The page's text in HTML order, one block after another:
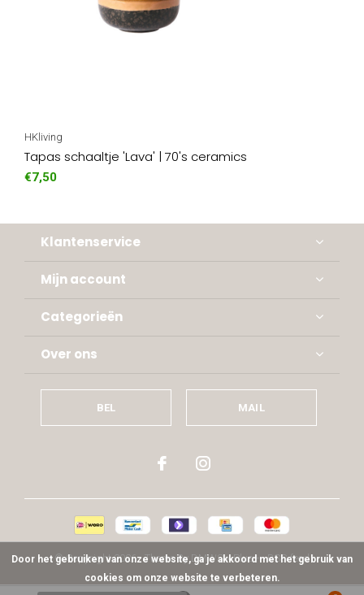
HKliving
Tapas schaaltje 'Lava' | 70's ceramics
€7,50
Klantenservice
Mijn account
Categorieën
Over ons
BEL MAIL
© Copyright2026- Theme ByDMWSxPlus+ -RSS-feed
Door het gebruiken van onze website, ga je akkoord met het gebruik van
cookies om onze website te verbeteren.